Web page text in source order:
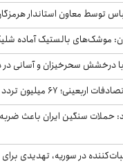
توسط معاون استاندار
موشک‌های بالستیک آماده
با درخشش سحرخیزان و آسانی در
در سوریه، تهدیدی